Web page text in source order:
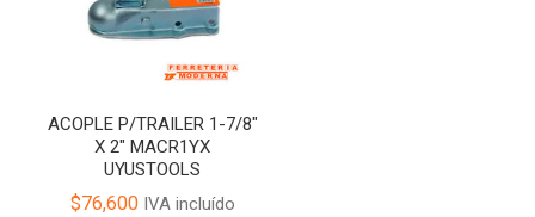
ACOPLE P/TRAILER 1-7/8″
X 2″ MACR1YX
UYUSTOOLS
$76,600IVA incluído